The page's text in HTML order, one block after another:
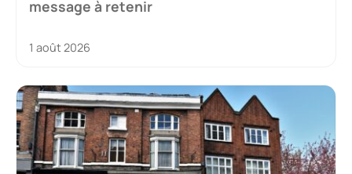
message à retenir
1 août 2026